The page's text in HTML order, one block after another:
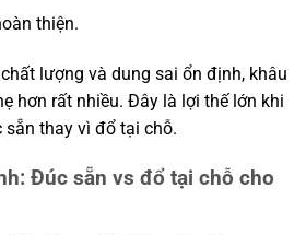
thiện.
lượng và dung sai ổn định, khâu
hơn rất nhiều. Đây là lợi thế lớn khi
thay vì đổ tại chỗ.
Đúc sẵn vs đổ tại chỗ cho